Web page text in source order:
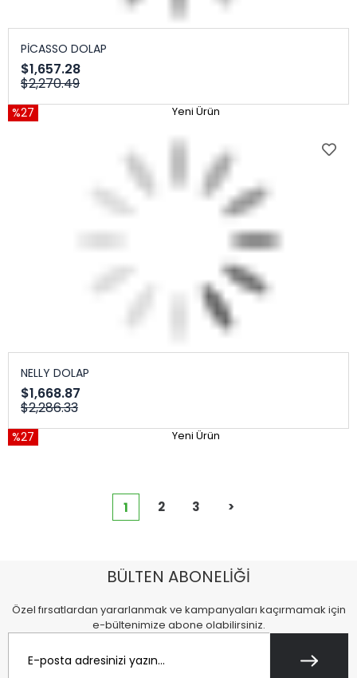
PİCASSO DOLAP
$1,657.28
$2,270.49
%27 Yeni Ürün
NELLY DOLAP
$1,668.87
$2,286.33
%27 Yeni Ürün
1 2 3 >
BÜLTEN ABONELİĞİ
Özel fırsatlardan yararlanmak ve kampanyaları kaçırmamak için
e-bültenimize abone olabilirsiniz.